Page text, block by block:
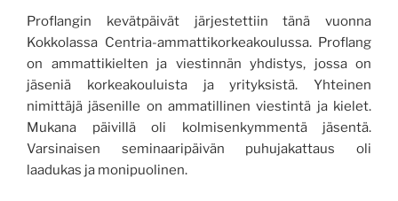
Proflangin kevätpäivät järjestettiin tänä vuonna
Kokkolassa Centria-ammattikorkeakoulussa. Proflang
on ammattikielten ja viestinnän yhdistys, jossa on
jäseniä korkeakouluista ja yrityksistä. Yhteinen
nimittäjä jäsenille on ammatillinen viestintä ja kielet.
Mukana päivillä oli kolmisenkymmentä jäsentä.
Varsinaisen seminaaripäivän puhujakattaus oli
laadukas ja monipuolinen.